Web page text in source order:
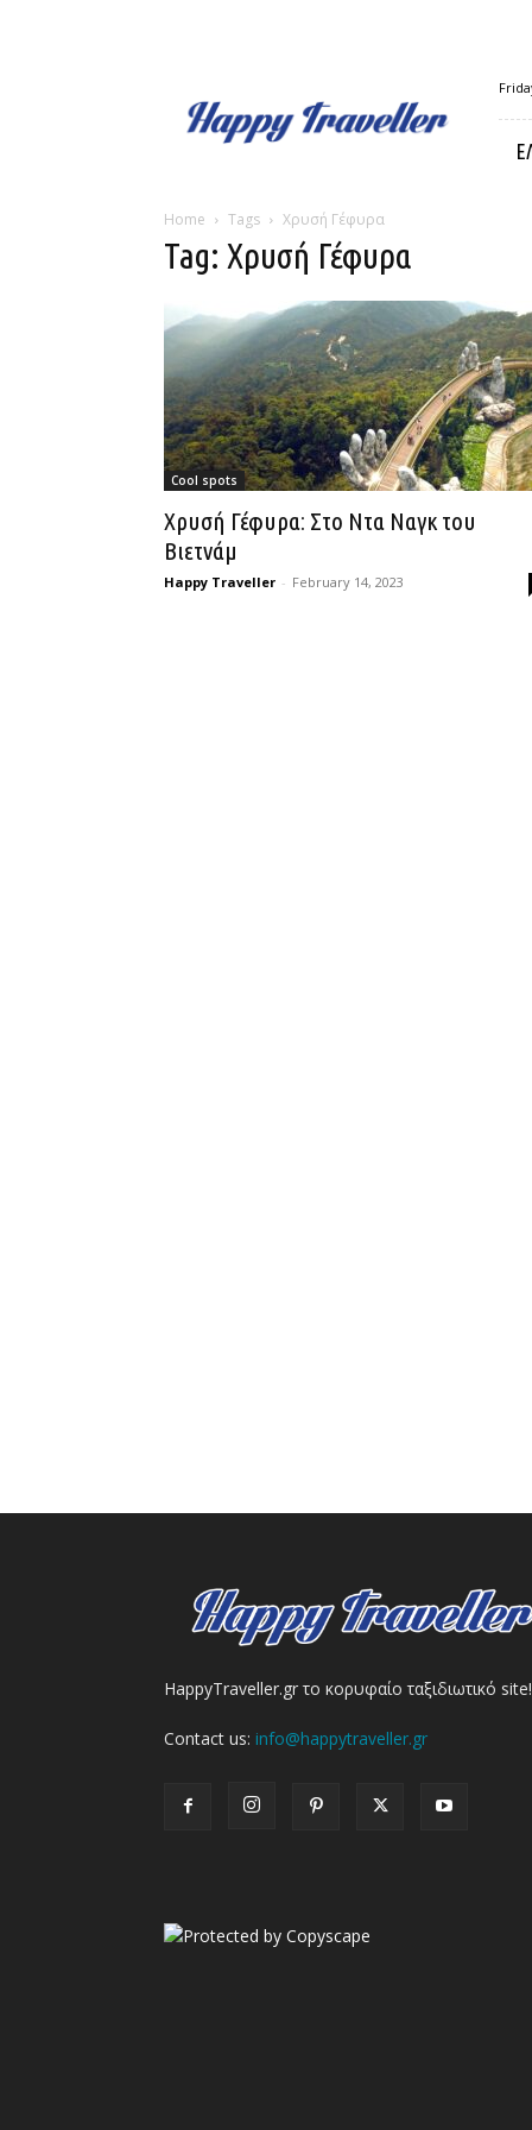
Traveller
Home Tags Χρυσή Γέφυρα
Tag: Χρυσή Γέφυρα
Cool spots
Χρυσή Γέφυρα: Στο Ντα Ναγκ του
Βιετνάμ
Happy Traveller - February 14, 2023
HappyTraveller.gr το κορυφαίο ταξιδιωτικό site!
Contact us: info@happytraveller.gr